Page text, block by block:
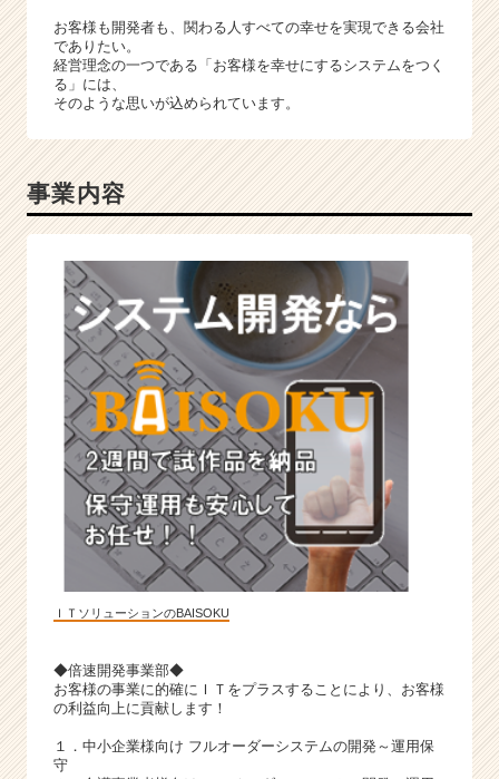
お客様も開発者も、関わる人すべての幸せを実現できる会社
でありたい。
経営理念の一つである「お客様を幸せにするシステムをつく
る」には、
そのような思いが込められています。
事業内容
ＩＴソリューションのBAISOKU
◆倍速開発事業部◆
お客様の事業に的確にＩＴをプラスすることにより、お客様
の利益向上に貢献します！
１．中小企業様向け フルオーダーシステムの開発～運用保
守